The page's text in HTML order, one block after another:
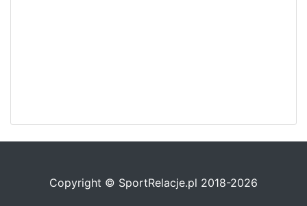
Copyright © SportRelacje.pl 2018-2026